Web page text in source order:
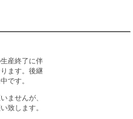
産終了に伴
ます。後継
です。
ませんが、
致します。